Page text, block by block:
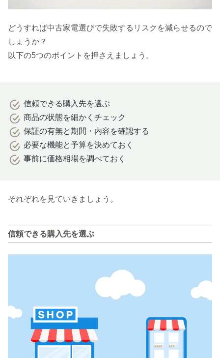
どうすれば中古家電選びで失敗するリスクを減らせるので
しょうか？
以下の5つのポイントを押さえましょう。
信頼できる購入先を選ぶ
商品の状態を細かくチェック
保証の有無と期間・内容を確認する
必要な機能と予算を決めておく
事前に価格相場を調べておく
それぞれを見ていきましょう。
信頼できる購入先を選ぶ